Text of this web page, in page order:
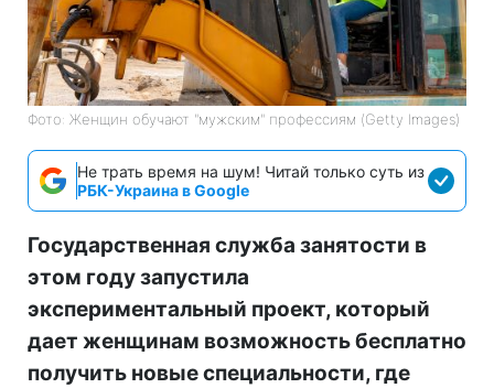
Фото: Женщин обучают "мужским" профессиям (Getty Images)
Не трать время на шум! Читай только суть из
РБК-Украина в Google
Государственная служба занятости в
этом году запустила
экспериментальный проект, который
дает женщинам возможность бесплатно
получить новые специальности, где